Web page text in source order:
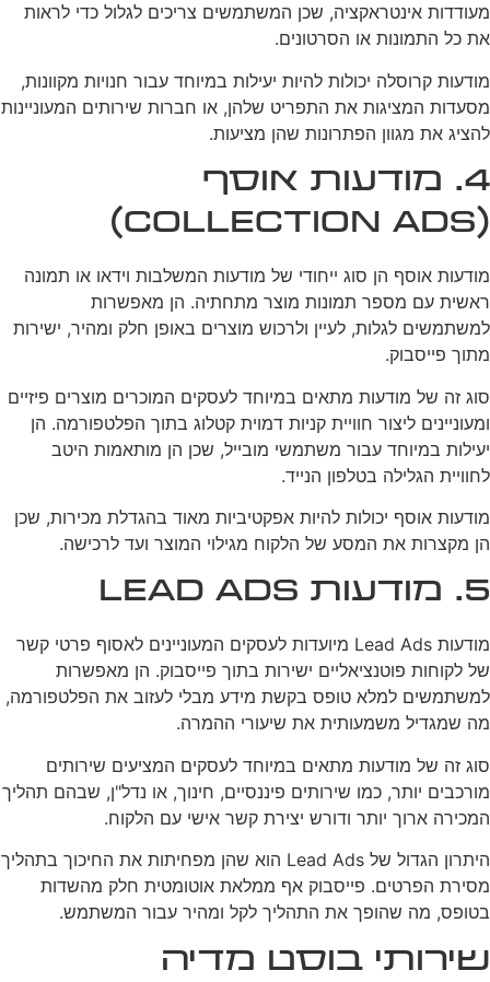
מעודדות אינטראקציה, שכן המשתמשים צריכים לגלול כדי לראות
את כל התמונות או הסרטונים.
מודעות קרוסלה יכולות להיות יעילות במיוחד עבור חנויות מקוונות,
מסעדות המציגות את התפריט שלהן, או חברות שירותים המעוניינות
להציג את מגוון הפתרונות שהן מציעות.
4. מודעות אוסף
(Collection Ads)
מודעות אוסף הן סוג ייחודי של מודעות המשלבות וידאו או תמונה
ראשית עם מספר תמונות מוצר מתחתיה. הן מאפשרות
למשתמשים לגלות, לעיין ולרכוש מוצרים באופן חלק ומהיר, ישירות
מתוך פייסבוק.
סוג זה של מודעות מתאים במיוחד לעסקים המוכרים מוצרים פיזיים
ומעוניינים ליצור חוויית קניות דמוית קטלוג בתוך הפלטפורמה. הן
יעילות במיוחד עבור משתמשי מובייל, שכן הן מותאמות היטב
לחוויית הגלילה בטלפון הנייד.
מודעות אוסף יכולות להיות אפקטיביות מאוד בהגדלת מכירות, שכן
הן מקצרות את המסע של הלקוח מגילוי המוצר ועד לרכישה.
5. מודעות Lead Ads
מודעות Lead Ads מיועדות לעסקים המעוניינים לאסוף פרטי קשר
של לקוחות פוטנציאליים ישירות בתוך פייסבוק. הן מאפשרות
למשתמשים למלא טופס בקשת מידע מבלי לעזוב את הפלטפורמה,
מה שמגדיל משמעותית את שיעורי ההמרה.
סוג זה של מודעות מתאים במיוחד לעסקים המציעים שירותים
מורכבים יותר, כמו שירותים פיננסיים, חינוך, או נדל"ן, שבהם תהליך
המכירה ארוך יותר ודורש יצירת קשר אישי עם הלקוח.
היתרון הגדול של Lead Ads הוא שהן מפחיתות את החיכוך בתהליך
מסירת הפרטים. פייסבוק אף ממלאת אוטומטית חלק מהשדות
בטופס, מה שהופך את התהליך לקל ומהיר עבור המשתמש.
שירותי בוסט מדיה